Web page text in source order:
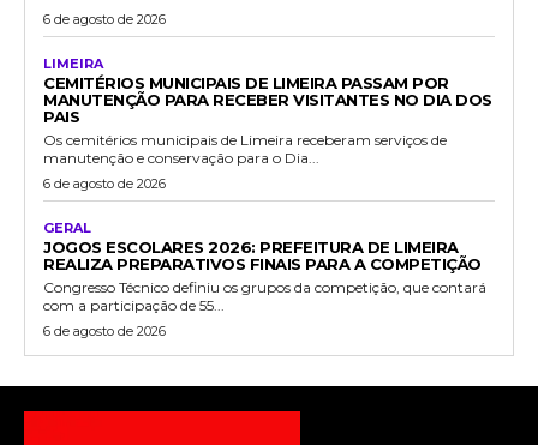
6 de agosto de 2026
LIMEIRA
CEMITÉRIOS MUNICIPAIS DE LIMEIRA PASSAM POR
MANUTENÇÃO PARA RECEBER VISITANTES NO DIA DOS
PAIS
Os cemitérios municipais de Limeira receberam serviços de
manutenção e conservação para o Dia...
6 de agosto de 2026
GERAL
JOGOS ESCOLARES 2026: PREFEITURA DE LIMEIRA
REALIZA PREPARATIVOS FINAIS PARA A COMPETIÇÃO
Congresso Técnico definiu os grupos da competição, que contará
com a participação de 55...
6 de agosto de 2026